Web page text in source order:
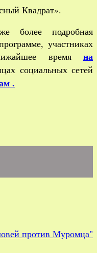
Квадрат».
более подробная
участниках
время на
социальных сетей
.
против Муромца"